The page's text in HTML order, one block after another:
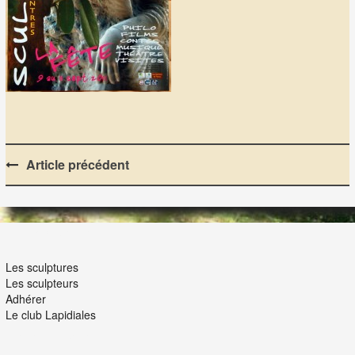
Post
navigation
Article précédent
Les sculptures
Les sculpteurs
Adhérer
Le club Lapidiales